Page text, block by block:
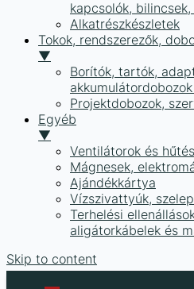
kapcsolók,
Alkatrészkészletek
Tokok, rendszerezők,
▼
Borítók, tartók,
Projektdobozok,
Egyéb
▼
Ventilátorok és hűtés
Mágnesek,
Ajándékkártya
Vízszivattyúk,
Terhelési
aligátorkábelek és
Skip to content